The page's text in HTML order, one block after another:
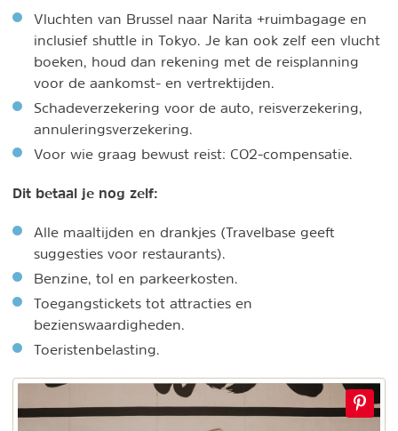
Vluchten van Brussel naar Narita +ruimbagage en
inclusief shuttle in Tokyo. Je kan ook zelf een vlucht
boeken, houd dan rekening met de reisplanning
voor de aankomst- en vertrektijden.
Schadeverzekering voor de auto, reisverzekering,
annuleringsverzekering.
Voor wie graag bewust reist: CO2-compensatie.
Dit betaal je nog zelf:
Alle maaltijden en drankjes (Travelbase geeft
suggesties voor restaurants).
Benzine, tol en parkeerkosten.
Toegangstickets tot attracties en
bezienswaardigheden.
Toeristenbelasting.